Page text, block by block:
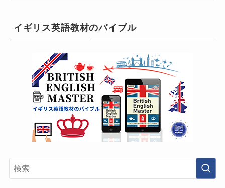
イギリス英語教材のバイブル